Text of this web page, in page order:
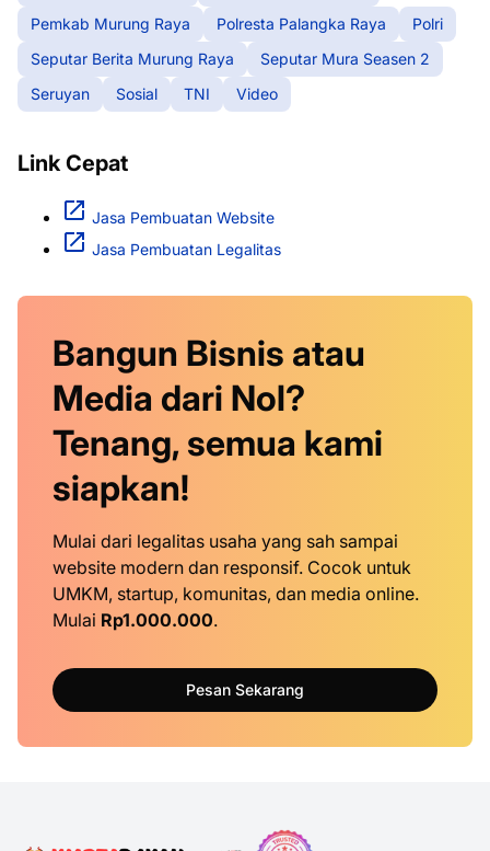
Pemkab Murung Raya
Polresta Palangka Raya
Polri
Seputar Berita Murung Raya
Seputar Mura Seasen 2
Seruyan
Sosial TNI Video
Link Cepat
Jasa Pembuatan Website
Jasa Pembuatan Legalitas
Bangun Bisnis atau
Media dari Nol?
Tenang, semua kami
siapkan!
Mulai dari legalitas usaha yang sah sampai
website modern dan responsif. Cocok untuk
UMKM, startup, komunitas, dan media online.
Mulai Rp1.000.000.
Pesan Sekarang